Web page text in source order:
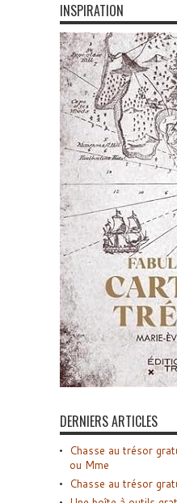
INSPIRATION
DERNIERS ARTICLES
Chasse au trésor
ou Mme
Chasse au trésor